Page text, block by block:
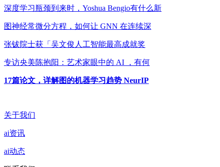
深度学习瓶颈到来时，Yoshua Bengio有什么新
图神经常微分方程，如何让 GNN 在连续深
张钹院士获「吴文俊人工智能最高成就奖
专访央美陈抱阳：艺术家眼中的 AI ，有何
17篇论文，详解图的机器学习趋势 NeurIP
关于我们
ai资讯
ai动态